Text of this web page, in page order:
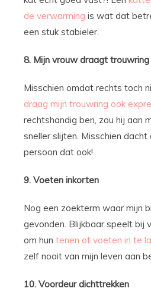
de verwarming is wat dat
een stuk stabieler.
8. Mijn vrouw draagt
Misschien omdat rechts toch
draag mijn trouwring ook
rechtshandig ben, zou hij aan
sneller slijten. Misschien
persoon dat ook!
9. Voeten inkorten
Nog een zoekterm waar mijn
gevonden. Blijkbaar speelt bij
om hun tenen of voeten in te
zelf nooit van mijn leven aan
10. Voordeur dichttrekken